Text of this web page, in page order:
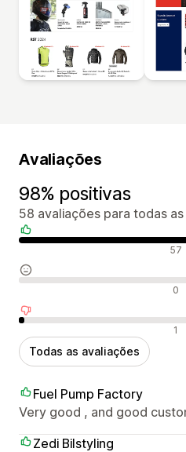
Avaliações
98% positivas
58 avaliações para todas
Avaliações positivas 57
Avaliações neutras 0
Avaliações negativas 1
Todas as avaliações
Fuel Pump Factory
Very good , and good
Zedi Bilstyling